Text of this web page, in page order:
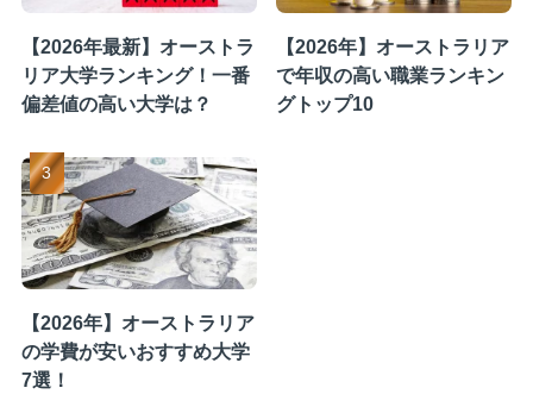
【2026年最新】オーストラ
リア大学ランキング！一番
偏差値の高い大学は？
【2026年】オーストラリア
で年収の高い職業ランキン
グトップ10
【2026年】オーストラリア
の学費が安いおすすめ大学
7選！